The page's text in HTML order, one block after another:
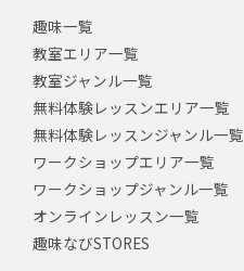
趣味一覧
教室エリア一覧
教室ジャンル一覧
無料体験レッスンエリア一覧
無料体験レッスンジャンル一覧
ワークショップエリア一覧
ワークショップジャンル一覧
オンラインレッスン一覧
趣味なびSTORES